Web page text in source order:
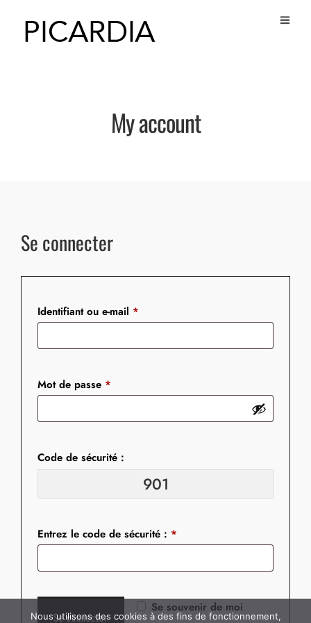
My account
Se connecter
Identifiant ou e-mail *
Mot de passe *
Code de sécurité :
901
Entrez le code de sécurité : *
Se souvenir de moi
Se connecter
Nous utilisons des cookies à des fins de fonctionnement,